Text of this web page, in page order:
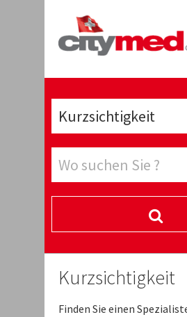
Kurzsichtigkeit
Finden Sie einen